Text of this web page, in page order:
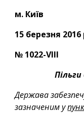
м. Київ
15 березня 2016
№ 1022-VIII
Держава
зазначеним у